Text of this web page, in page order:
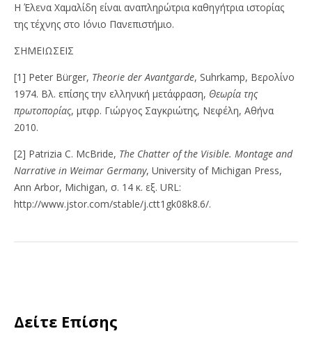
Η Έλενα Χαμαλίδη είναι αναπληρώτρια καθηγήτρια ιστορίας
της τέχνης στο Ιόνιο Πανεπιστήμιο.
ΣΗΜΕΙΩΣΕΙΣ
[1] Peter Bürger, Theorie der Avantgarde, Suhrkamp, Βερολίνο
1974. Βλ. επίσης την ελληνική μετάφραση, Θεωρία της
πρωτοπορίας, μτφρ. Γιώργος Σαγκριώτης, Νεφέλη, Αθήνα
2010.
[2] Patrizia C. McBride, The Chatter of the Visible. Montage and
Narrative in Weimar Germany, University of Michigan Press,
Ann Arbor, Michigan, σ. 14 κ. εξ. URL:
http://www.jstor.com/stable/j.ctt1gk08k8.6/.
Δείτε Επίσης